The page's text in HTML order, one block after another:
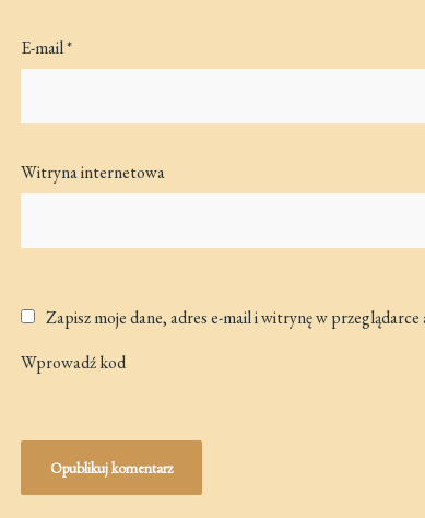
E-mail*
Witryna internetowa
Zapisz moje dane, adres e-mail i witrynę w
Wprowadź kod